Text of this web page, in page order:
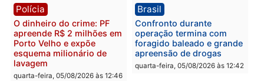
Homem é preso após
furtar peça de picanha e
reagir a seguranças em
supermercado
quinta-feira, 06/08/2026 às 08:56
Jônatas França é
na convenção e
confirmado candidato a
deputado federal pelo
Republicanos
quarta-feira, 05/08/2026 às